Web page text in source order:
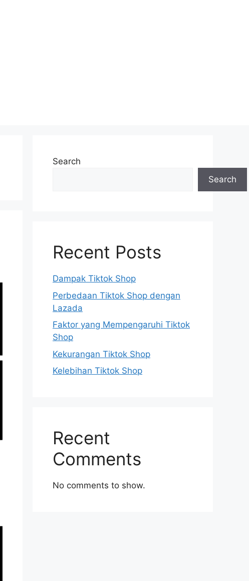
Search
Search
Recent Posts
Dampak Tiktok Shop
Perbedaan Tiktok Shop dengan
Lazada
Faktor yang Mempengaruhi Tiktok
Shop
Kekurangan Tiktok Shop
Kelebihan Tiktok Shop
Recent
Comments
No comments to show.